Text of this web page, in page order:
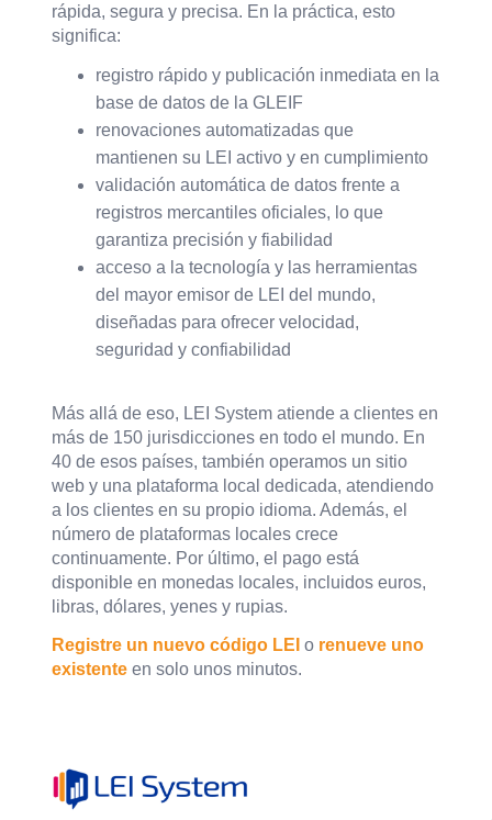
rápida, segura y precisa. En la práctica, esto
significa:
registro rápido y publicación inmediata en la
base de datos de la GLEIF
renovaciones automatizadas que
mantienen su LEI activo y en cumplimiento
validación automática de datos frente a
registros mercantiles oficiales, lo que
garantiza precisión y fiabilidad
acceso a la tecnología y las herramientas
del mayor emisor de LEI del mundo,
diseñadas para ofrecer velocidad,
seguridad y confiabilidad
Más allá de eso, LEI System atiende a clientes en
más de 150 jurisdicciones en todo el mundo. En
40 de esos países, también operamos un sitio
web y una plataforma local dedicada, atendiendo
a los clientes en su propio idioma. Además, el
número de plataformas locales crece
continuamente. Por último, el pago está
disponible en monedas locales, incluidos euros,
libras, dólares, yenes y rupias.
Registre un nuevo código LEI o renueve uno
existente en solo unos minutos.